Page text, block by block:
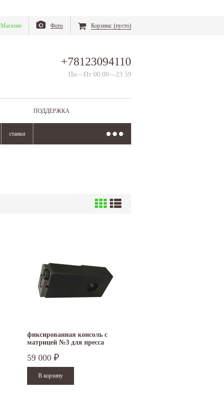
Магазин Фото Корзина: (пусто)
+78123094110
Пн—Пт 00:00—23:59
ПОДДЕРЖКА
станки
фиксированная консоль с
матрицей №3 для пресса
59 000 ₽